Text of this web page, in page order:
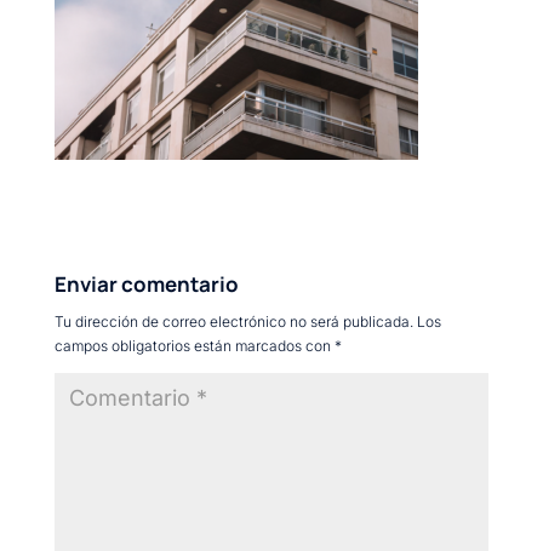
Enviar comentario
Tu dirección de correo electrónico no será publicada. Los
campos obligatorios están marcados con *